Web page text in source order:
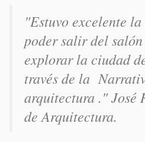
"Estuvo excelente
poder salir del
explorar la ciudad
través de la
arquitectura ." José
de Arquitectura.